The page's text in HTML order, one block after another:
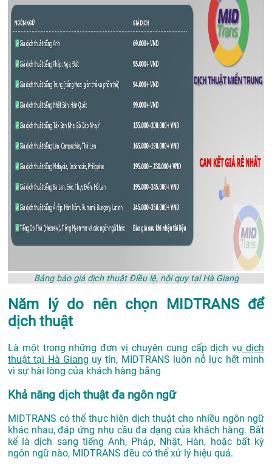
Bảng báo giá dịch thuật Điều lệ, nội quy tại Hà Giang
Năm lý do nên chọn MIDTRANS để
dịch thuật
Là một trong những đơn vị chuyên cung cấp dịch vụ dịch
thuật tại Hà Giang uy tín, MIDTRANS luôn nỗ lực hết mình
vì sự hài lòng của khách hàng bằng
Khả năng dịch thuật đa ngôn ngữ
MIDTRANS có thể thực hiện dịch thuật cho nhiều ngôn ngữ
khác nhau, đáp ứng nhu cầu đa dạng của khách hàng. Bất
kể là dịch sang tiếng Anh, Pháp, Nhật, Hàn, hoặc bất kỳ
ngôn ngữ nào, MIDTRANS đều có thể xử lý hiệu quả.